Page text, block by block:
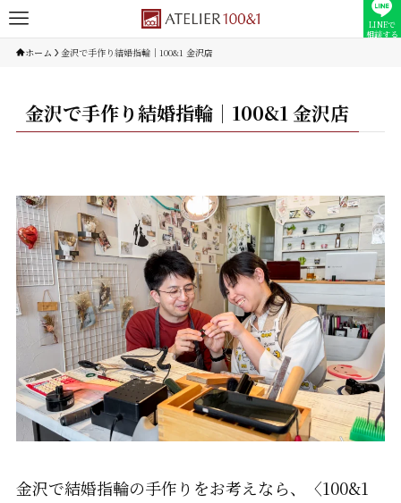
LINEで
相談する
ホーム 金沢で手作り結婚指輪｜100&1 金沢店
金沢で手作り結婚指輪｜100&1 金沢店
金沢で結婚指輪の手作りをお考えなら、〈100&1